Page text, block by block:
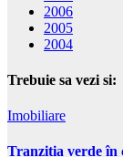
2006
2005
2004
Trebuie sa vezi si:
Imobiliare
Tranziția verde în